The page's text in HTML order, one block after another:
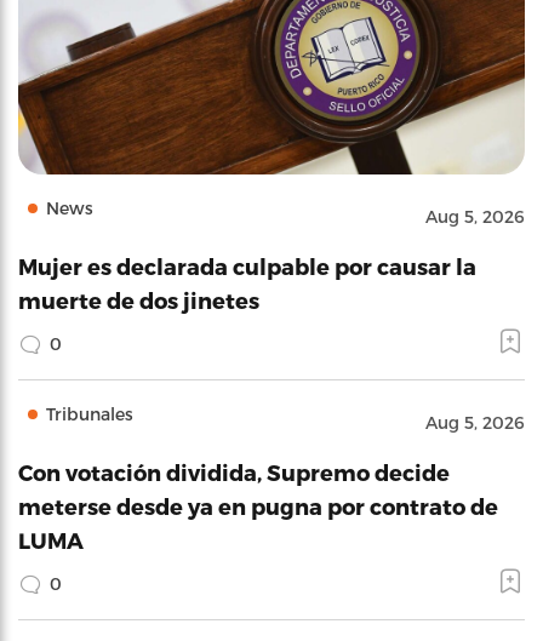
News Aug 5, 2026
Mujer es declarada culpable por causar la
muerte de dos jinetes
0
Tribunales Aug 5, 2026
Con votación dividida, Supremo decide
meterse desde ya en pugna por contrato de
LUMA
0